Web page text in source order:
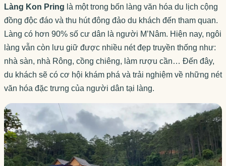
Làng Kon Pring là một trong bốn làng văn hóa du lịch cộng
đồng độc đáo và thu hút đông đảo du khách đến tham quan.
Làng có hơn 90% số cư dân là người M’Nâm. Hiện nay, ngôi
làng vẫn còn lưu giữ được nhiều nét đẹp truyền thống như:
nhà sàn, nhà Rông, cồng chiêng, làm rượu cần… Đến đây,
du khách sẽ có cơ hội khám phá và trải nghiệm về những nét
văn hóa đặc trưng của người dân tại làng.